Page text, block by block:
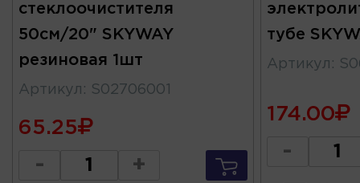
стеклоочистителя
50см/20" SKYWAY
резиновая 1шт
Артикул : S02706001
65.25
- +
тубе
Артикул :
174.00
-